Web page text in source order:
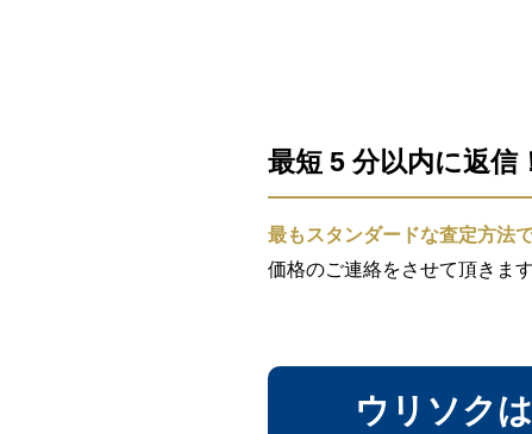
最短 5 分以内に返信
最もスタンダードな査定方法で
価格のご連絡をさせて頂きます
ウリソク